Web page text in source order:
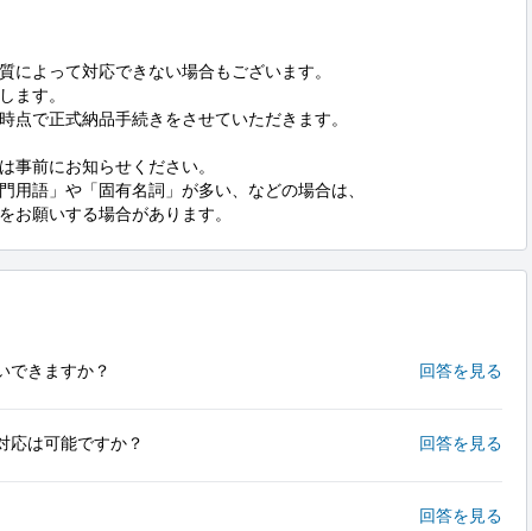
よって対応できない場合もございます。
ます。
で正式納品手続きをさせていただきます。
前にお知らせください。
語」や「固有名詞」が多い、などの場合は、
願いする場合があります。
できますか？ 回答を見る
応は可能ですか？ 回答を見る
回答を見る